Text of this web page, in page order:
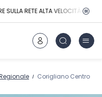
SULLA RETE ALTA VELOCITÀ
Corigliano Centro